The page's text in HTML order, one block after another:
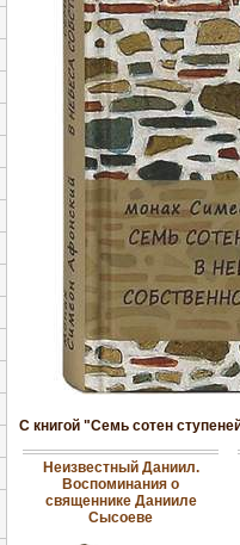
С книгой "Семь сотен
Неизвестный Даниил.
Воспоминания о
священнике Данииле
Сысоеве